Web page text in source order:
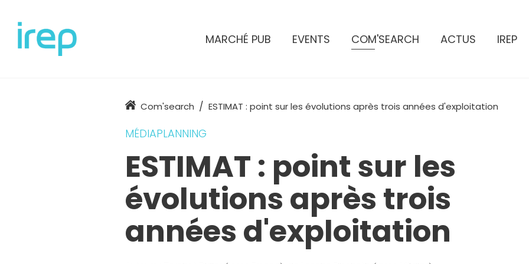
MARCHÉ PUB EVENTS COM'SEARCH ACTUS IREP
AccueilCom'search ESTIMAT : point sur les évolutions après trois années d'exploitation
MÉDIAPLANNING
ESTIMAT : point sur les
évolutions après trois
années d'exploitation